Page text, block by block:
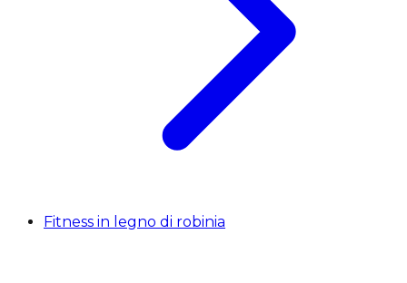
Fitness in legno di robinia